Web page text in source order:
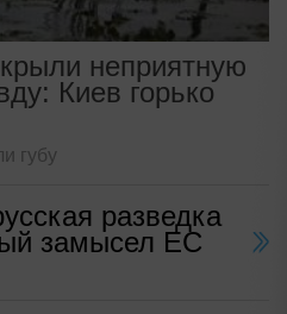
неприятную
Киев горько
губу
разведка
замысел ЕС